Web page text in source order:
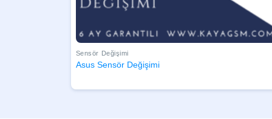
Sensör Değişimi
Asus Sensör Değişimi